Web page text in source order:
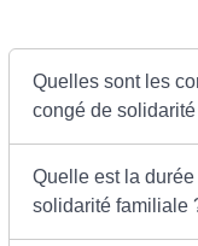
Quelles sont les
congé de
Quelle est la
solidarité familiale